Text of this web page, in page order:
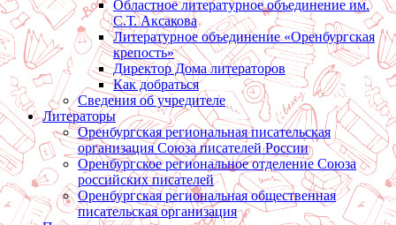
Областное литературное объединение им.
С.Т. Аксакова
Литературное объединение «Оренбургская
крепость»
Директор Дома литераторов
Как добраться
Сведения об учредителе
Литераторы
Оренбургская региональная писательская
организация Союза писателей России
Оренбургское региональное отделение Союза
российских писателей
Оренбургская региональная общественная
писательская организация